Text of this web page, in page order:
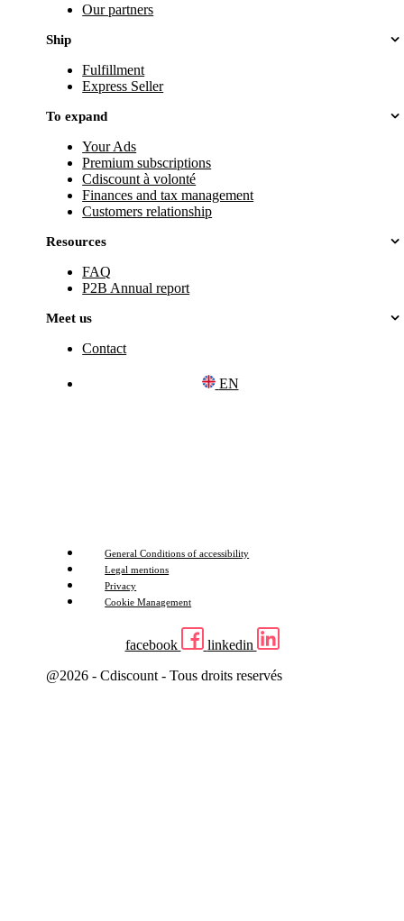
Our partners
Ship
Fulfillment
Express Seller
To expand
Your Ads
Premium subscriptions
Cdiscount à volonté
Finances and tax management
Customers relationship
Resources
FAQ
P2B Annual report
Meet us
Contact
EN
General Conditions of accessibility
Legal mentions
Privacy
Cookie Management
facebook
linkedin
@2026 - Cdiscount - Tous droits reservés